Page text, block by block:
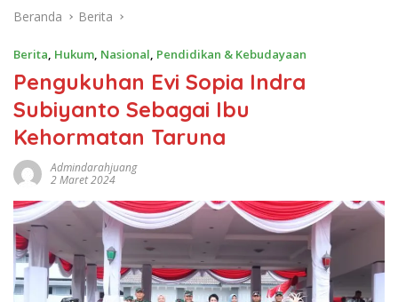
Beranda Berita
Berita, Hukum, Nasional, Pendidikan & Kebudayaan
Pengukuhan Evi Sopia Indra
Subiyanto Sebagai Ibu
Kehormatan Taruna
Admindarahjuang
2 Maret 2024